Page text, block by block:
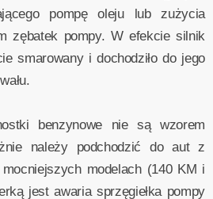
pompę oleju lub zużycia
zębatek pompy. W efekcie silnik
smarowany i dochodziło do jego
benzynowe nie są wzorem
należy podchodzić do aut z
modelach (140 KM i
jest awaria sprzęgiełka pompy